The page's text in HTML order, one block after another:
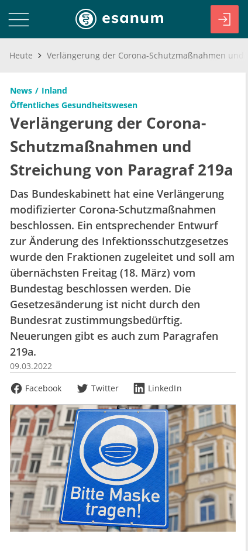
Heute
News
Inland
Öffentliches Gesundheitswesen
Verlängerung der Corona-
Schutzmaßnahmen und
Streichung von Paragraf 219a
Das Bundeskabinett hat eine Verlängerung
modifizierter Corona-Schutzmaßnahmen
beschlossen. Ein entsprechender Entwurf
zur Änderung des Infektionsschutzgesetzes
wurde den Fraktionen zugeleitet und soll am
übernächsten Freitag (18. März) vom
Bundestag beschlossen werden. Die
Gesetzesänderung ist nicht durch den
Bundesrat zustimmungsbedürftig.
Neuerungen gibt es auch zum Paragrafen
219a.
09.03.2022
Facebook
Twitter LinkedIn